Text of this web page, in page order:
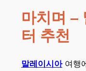
마치며 –
터 추천
말레이시아여행